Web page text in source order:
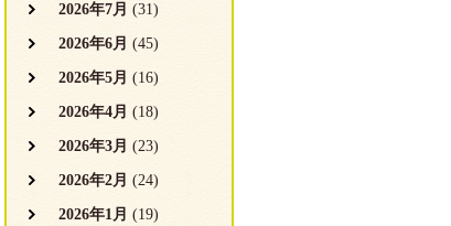
2026年7月 (31)
2026年6月 (45)
2026年5月 (16)
2026年4月 (18)
2026年3月 (23)
2026年2月 (24)
2026年1月 (19)